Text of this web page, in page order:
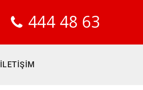
444 48 63
İLETİŞİM